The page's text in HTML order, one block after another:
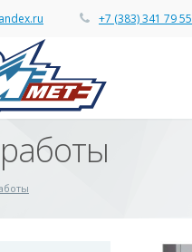
+7 (383) 341 79 55